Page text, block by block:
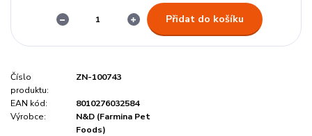
Přidat do košíku
Číslo
produktu:
ZN-100743
EAN kód:
8010276032584
Výrobce:
N&D (Farmina Pet
Foods)